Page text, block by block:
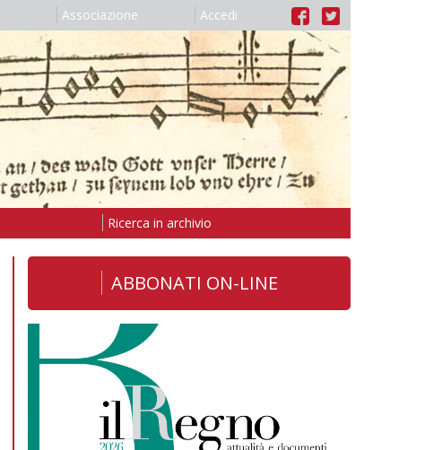
Associazione Accedi
Ricerca in archivio
ABBONATI ON-LINE